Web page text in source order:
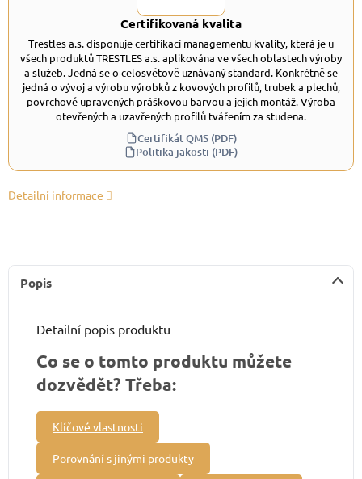
Certifikovaná kvalita
Trestles a.s. disponuje certifikací managementu kvality, která je u
všech produktů TRESTLES a.s. aplikována ve všech oblastech výroby
a služeb. Jedná se o celosvětově uznávaný standard. Konkrétně se
jedná o vývoj a výrobu výrobků z kovových profilů, trubek a plechů,
povrchově upravených práškovou barvou a jejich montáž. Výroba
otevřených a uzavřených profilů tvářením za studena.
Certifikát QMS (PDF)
Politika jakosti (PDF)
Detailní informace
Popis
Detailní popis produktu
Co se o tomto produktu můžete
dozvědět? Třeba:
Klíčové vlastnosti
Porovnání s jinými produkty